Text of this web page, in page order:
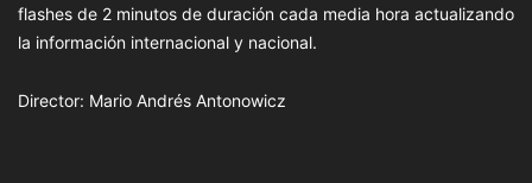
flashes de 2 minutos de duración cada media hora actualizando
la información internacional y nacional.
Director: Mario Andrés Antonowicz